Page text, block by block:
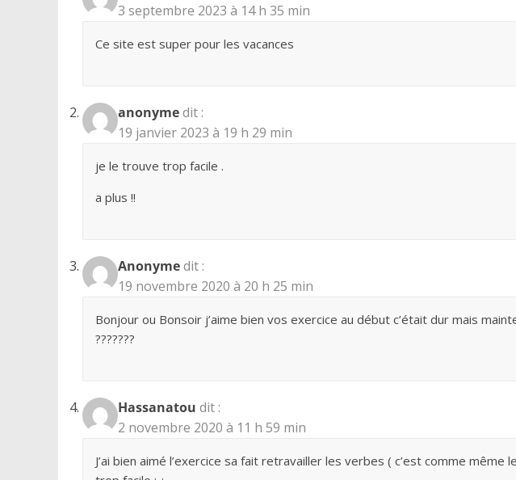
3 septembre 2023 à 14 h 35 min
Ce site est super pour les vacances
anonymedit :
19 janvier 2023 à 19 h 29 min
je le trouve trop facile .
a plus !!
Anonymedit :
19 novembre 2020 à 20 h 25 min
Bonjour ou Bonsoir j’aime bien vos exercice au début c’était dur mais
???????
Hassanatou dit :
2 novembre 2020 à 11 h 59 min
J’ai bien aimé l’exercice sa fait retravailler les verbes ( c’est comme